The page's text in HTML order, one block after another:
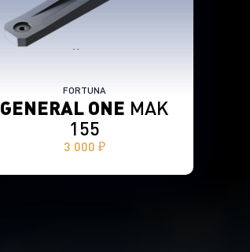
FORTUNA
GENERAL ONE MAK
155
3 000 ₽